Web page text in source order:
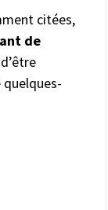
citées,
de